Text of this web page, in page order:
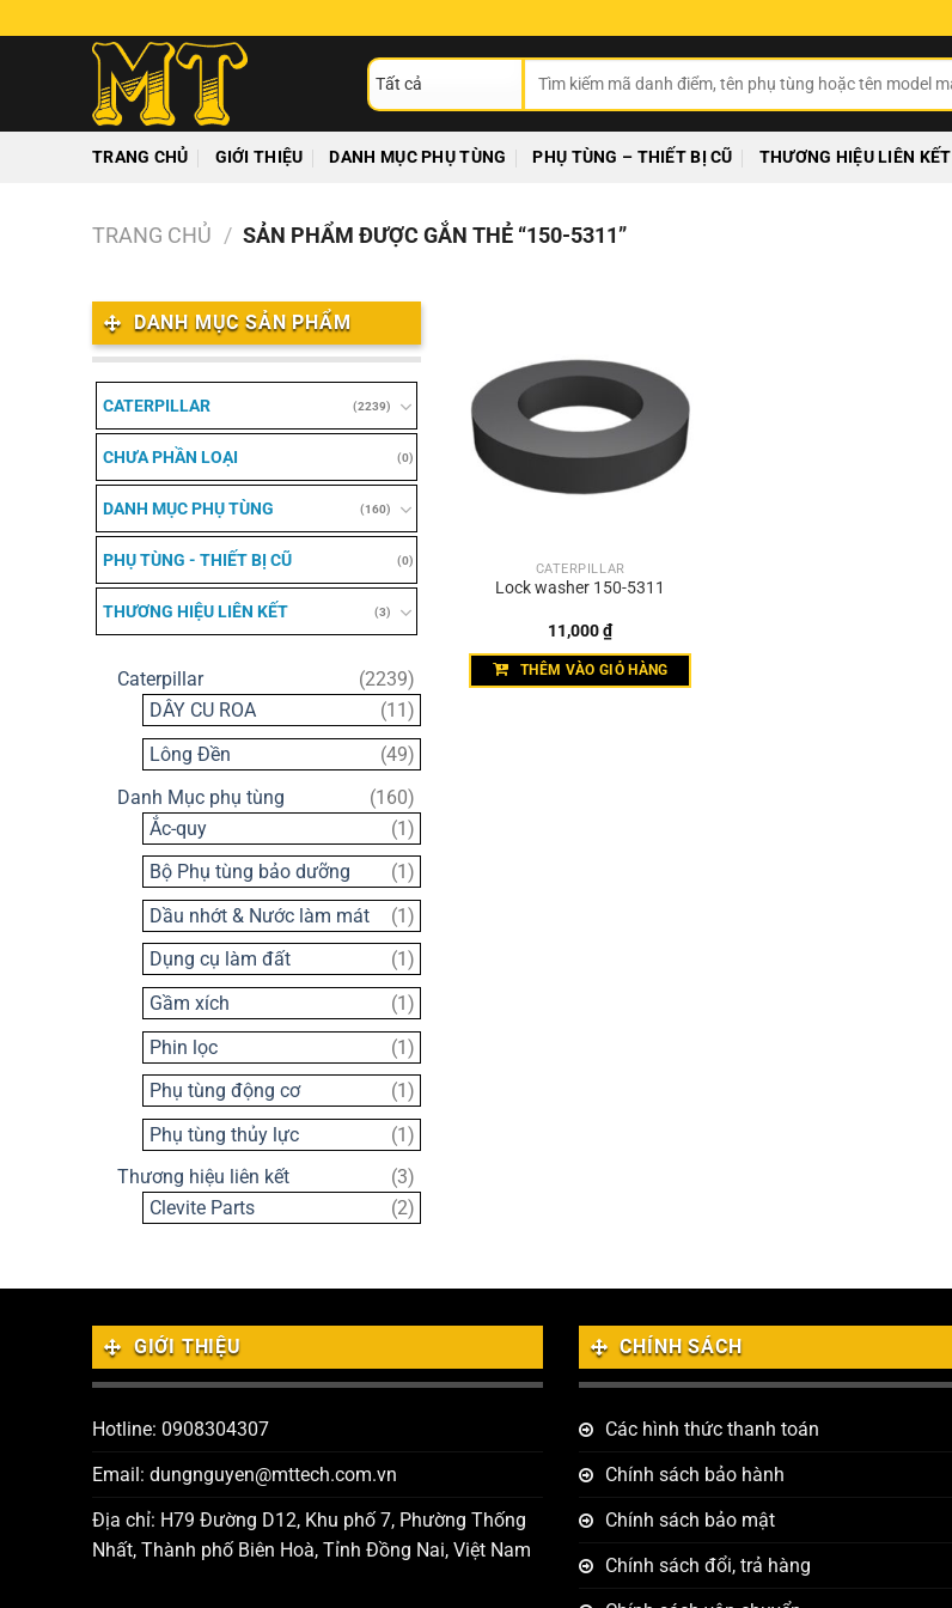
đến
kiếm:
TRANG CHỦ GIỚI THIỆU DANH MỤC PHỤ TÙNG PHỤ TÙNG – THIẾT BỊ CŨ THƯƠNG HIỆU LIÊN KẾT
TRANG CHỦ / SẢN PHẨM ĐƯỢC GẮN THẺ “150-5311”
DANH MỤC SẢN PHẨM
CATERPILLAR (2239)
CHƯA PHẦN LOẠI (0)
DANH MỤC PHỤ TÙNG (160)
PHỤ TÙNG - THIẾT BỊ CŨ (0)
THƯƠNG HIỆU LIÊN KẾT (3)
Caterpillar 22392239
sản
phẩm
DÂY CU ROA 11 11
sản
phẩm
Lông Đền 4949
sản
phẩm
Danh Mục phụ tùng 160160
sản
phẩm
Ắc-quy 11
sản
phẩm
Bộ Phụ tùng bảo dưỡng 1 1
sản
phẩm
Dầu nhớt & Nước làm mát 11
sản
phẩm
Dụng cụ làm đất 1 1
sản
phẩm
Gầm xích 11
sản
phẩm
Phin lọc 11
sản
phẩm
Phụ tùng động cơ 1 1
sản
phẩm
Phụ tùng thủy lực 11
sản
phẩm
Thương hiệu liên kết 33
sản
Clevite Parts 22
CATERPILLAR
Lock washer 150-5311
11,000₫
THÊM VÀO GIỎ HÀNG
GIỚI THIỆU
Hotline: 0908304307
Email: dungnguyen@mttech.com.vn
Địa chỉ: H79 Đường D12, Khu phố 7, Phường Thống
Nhất, Thành phố Biên Hoà, Tỉnh Đồng Nai, Việt Nam
CHÍNH SÁCH
Các hình thức thanh toán
Chính sách bảo hành
Chính sách bảo mật
Chính sách đổi, trả hàng